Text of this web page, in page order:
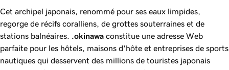
Cet archipel japonais, renommé pour ses eaux limpides,
regorge de récifs coralliens, de grottes souterraines et de
stations balnéaires.
.okinawa constitue une adresse Web
parfaite pour les hôtels, maisons d'hôte et entreprises de sports
nautiques qui desservent des millions de touristes japonais